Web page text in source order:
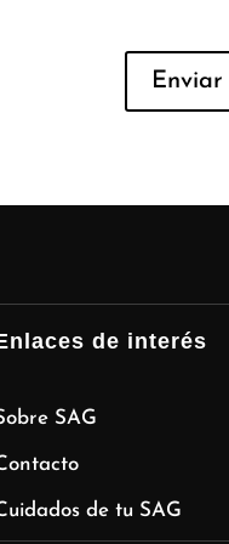
de interés
SAG
de tu SAG